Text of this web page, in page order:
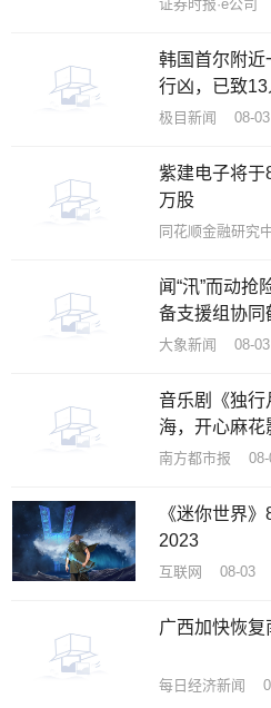
证券时报·e公司
韩国首尔附近
行凶，已致
已确认
极目新闻 08-03
紫建电子将于
万股
同花顺金融研
闻“汛”而动抢
备支援组协同
工作
大象新闻 08-03
音乐剧《独行
海，开心麻
南方都市报 08-
《迷你世界
2023
互联网 08-03
广西加快恢复
每日经济新闻